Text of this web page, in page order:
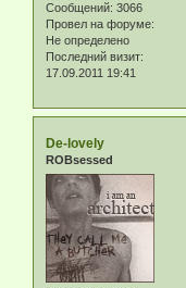
Сообщений: 3066
Провел на форуме:
Не определено
Последний визит:
17.09.2011 19:41
De-lovely
ROBsessed